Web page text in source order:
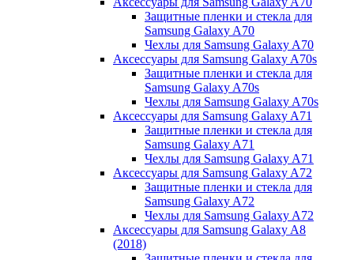
Защитные пленки и стекла для
Samsung Galaxy A70
Чехлы для Samsung Galaxy A70
Аксессуары для Samsung Galaxy A70s
Защитные пленки и стекла для
Samsung Galaxy A70s
Чехлы для Samsung Galaxy A70s
Аксессуары для Samsung Galaxy A71
Защитные пленки и стекла для
Samsung Galaxy A71
Чехлы для Samsung Galaxy A71
Аксессуары для Samsung Galaxy A72
Защитные пленки и стекла для
Samsung Galaxy A72
Чехлы для Samsung Galaxy A72
Аксессуары для Samsung Galaxy A8
(2018)